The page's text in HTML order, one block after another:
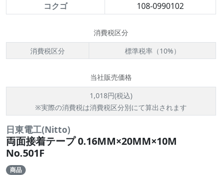
コクゴ
108-0990102
消費税区分
消費税区分
標準税率（10%）
当社販売価格
1,018円(税込)
※実際の消費税は消費税区分別にて算出されます
日東電工(Nitto)
両面接着テープ 0.16MM×20MM×10M
No.501F
商品